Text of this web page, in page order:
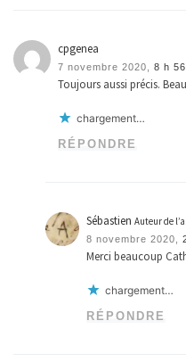
cpgenea
7 novembre 2020, 8 h
Toujours aussi précis.
chargement…
RÉPONDRE
Sébastien Auteur de
8 novembre 2020,
Merci beaucoup
chargement…
RÉPONDRE